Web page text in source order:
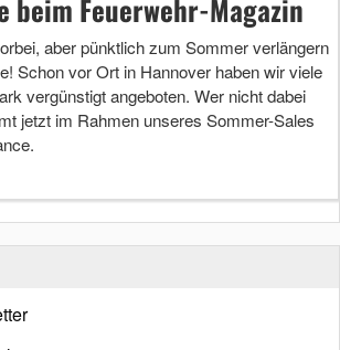
beim Feuerwehr-Magazin
aber pünktlich zum Sommer verlängern
Schon vor Ort in Hannover haben wir viele
vergünstigt angeboten. Wer nicht dabei
jetzt im Rahmen unseres Sommer-Sales